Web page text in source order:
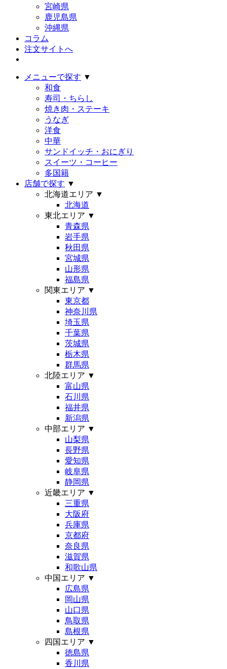
宮崎県
鹿児島県
沖縄県
コラム
注文サイトへ
メニューで探す ▼
和食
寿司・ちらし
焼き肉・ステーキ
うなぎ
洋食
中華
サンドイッチ・おにぎり
スイーツ・コーヒー
多国籍
店舗で探す ▼
北海道エリア ▼
北海道
東北エリア ▼
青森県
岩手県
秋田県
宮城県
山形県
福島県
関東エリア ▼
東京都
神奈川県
埼玉県
千葉県
茨城県
栃木県
群馬県
北陸エリア ▼
富山県
石川県
福井県
新潟県
中部エリア ▼
山梨県
長野県
愛知県
岐阜県
静岡県
近畿エリア ▼
三重県
大阪府
兵庫県
京都府
奈良県
滋賀県
和歌山県
中国エリア ▼
広島県
岡山県
山口県
鳥取県
島根県
四国エリア ▼
徳島県
香川県